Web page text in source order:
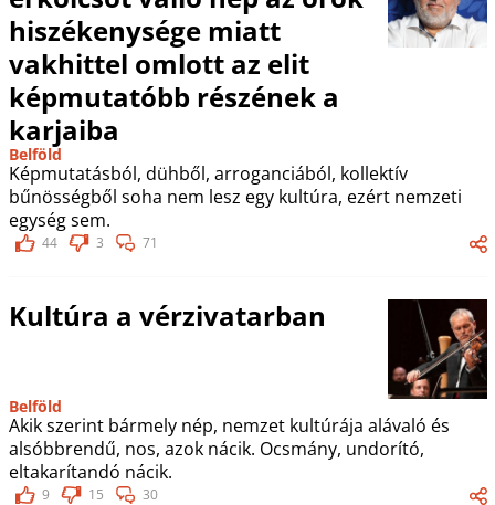
hiszékenysége miatt
vakhittel omlott az elit
képmutatóbb részének a
karjaiba
Belföld
Képmutatásból, dühből, arroganciából, kollektív
bűnösségből soha nem lesz egy kultúra, ezért nemzeti
egység sem.
44 3 71
Kultúra a vérzivatarban
Belföld
Akik szerint bármely nép, nemzet kultúrája alávaló és
alsóbbrendű, nos, azok nácik. Ocsmány, undorító,
eltakarítandó nácik.
9 15 30